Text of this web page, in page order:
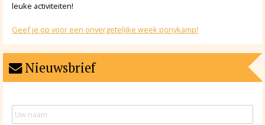
leuke activiteiten!
Geef je op voor een onvergetelijke week ponykamp!
Nieuwsbrief